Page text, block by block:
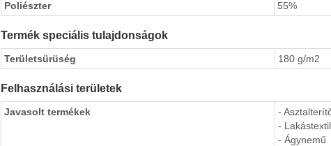
Poliészter 55%
Termék speciális tulajdonságok
Területsürüség 180 g/m2
Felhasználási területek
Javasolt termékek
-
- Lakástextil
- Ágynemű